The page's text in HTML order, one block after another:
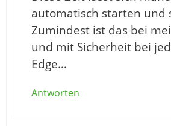
automatisch starten und
Zumindest ist das bei
und mit Sicherheit bei
Edge…
Antworten